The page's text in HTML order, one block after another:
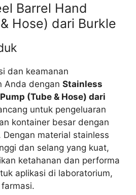
Barrel Hand
Hose) dari Burkle
dan keamanan
Anda dengan Stainless
(Tube & Hose) dari
untuk pengeluaran
kontainer besar dengan
material stainless
dan selang yang kuat,
ketahanan dan performa
aplikasi di laboratorium,